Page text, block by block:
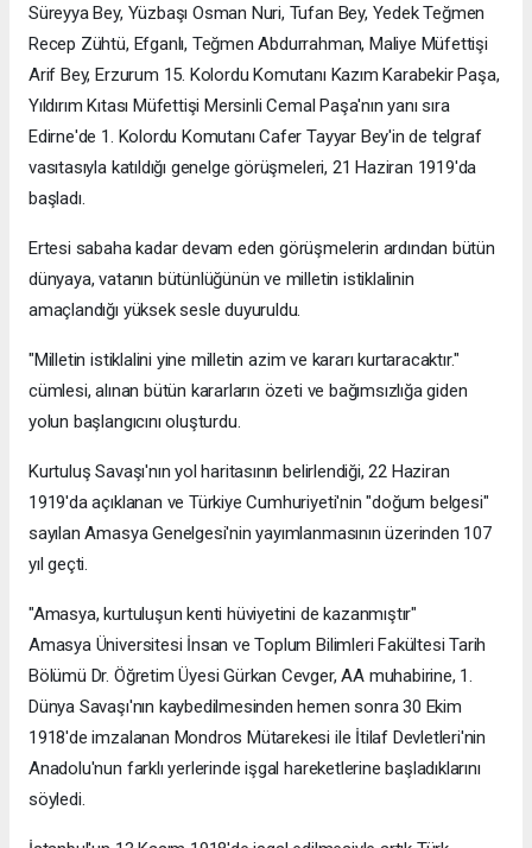
Süreyya Bey, Yüzbaşı Osman Nuri, Tufan Bey, Yedek Teğmen
Recep Zühtü, Efganlı, Teğmen Abdurrahman, Maliye Müfettişi
Arif Bey, Erzurum 15. Kolordu Komutanı Kazım Karabekir Paşa,
Yıldırım Kıtası Müfettişi Mersinli Cemal Paşa'nın yanı sıra
Edirne'de 1. Kolordu Komutanı Cafer Tayyar Bey'in de telgraf
vasıtasıyla katıldığı genelge görüşmeleri, 21 Haziran 1919'da
başladı.
Ertesi sabaha kadar devam eden görüşmelerin ardından bütün
dünyaya, vatanın bütünlüğünün ve milletin istiklalinin
amaçlandığı yüksek sesle duyuruldu.
"Milletin istiklalini yine milletin azim ve kararı kurtaracaktır."
cümlesi, alınan bütün kararların özeti ve bağımsızlığa giden
yolun başlangıcını oluşturdu.
Kurtuluş Savaşı'nın yol haritasının belirlendiği, 22 Haziran
1919'da açıklanan ve Türkiye Cumhuriyeti'nin "doğum belgesi"
sayılan Amasya Genelgesi'nin yayımlanmasının üzerinden 107
yıl geçti.
"Amasya, kurtuluşun kenti hüviyetini de kazanmıştır"
Amasya Üniversitesi İnsan ve Toplum Bilimleri Fakültesi Tarih
Bölümü Dr. Öğretim Üyesi Gürkan Cevger, AA muhabirine, 1.
Dünya Savaşı'nın kaybedilmesinden hemen sonra 30 Ekim
1918'de imzalanan Mondros Mütarekesi ile İtilaf Devletleri'nin
Anadolu'nun farklı yerlerinde işgal hareketlerine başladıklarını
söyledi.